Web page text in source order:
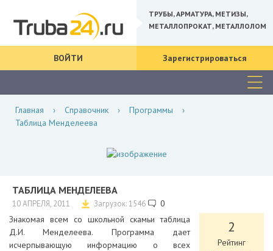
ТРУБЫ, АРМАТУРА, МЕТИЗЫ,
МЕТАЛЛОПРОКАТ, МЕТАЛЛОЛОМ
ВОЙТИ Зарегистрироваться
Главная › Справочник › Программы
›
Таблица Менделеева
ТАБЛИЦА МЕНДЕЛЕЕВА
10 АПРЕЛЯ, 2011 Загрузок: 1546 0
2
Рейтинг
Знакомая всем со школьной скамьи таблица
Д.И. Менделеева. Программа дает
исчерпывающую информацию о всех